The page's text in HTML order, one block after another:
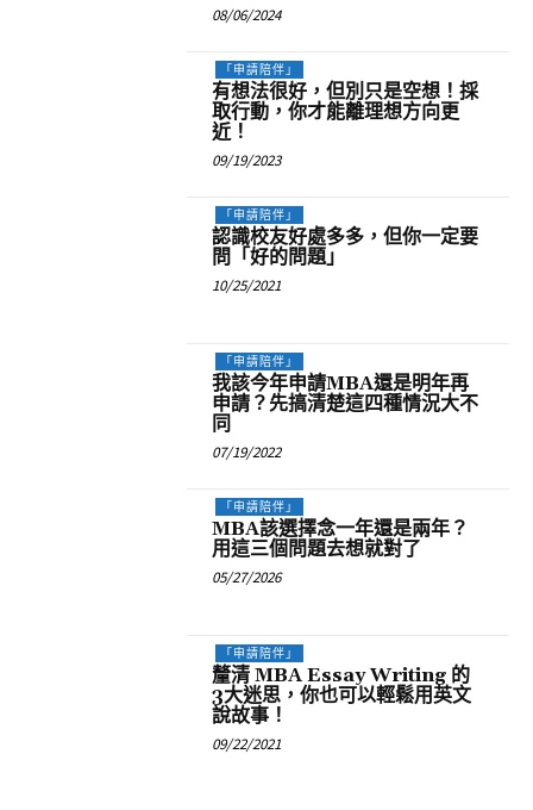
08/06/2024
「申請陪伴」
有想法很好，但別只是空想！採
取行動，你才能離理想方向更
近！
09/19/2023
「申請陪伴」
認識校友好處多多，但你一定要
問「好的問題」
10/25/2021
「申請陪伴」
我該今年申請MBA還是明年再
申請？先搞清楚這四種情況大不
同
07/19/2022
「申請陪伴」
MBA該選擇念一年還是兩年？
用這三個問題去想就對了
05/27/2026
「申請陪伴」
釐清 MBA Essay Writing 的
3大迷思，你也可以輕鬆用英文
說故事！
09/22/2021